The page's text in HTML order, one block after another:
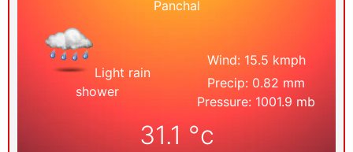
Panchal
Light rain
shower
Wind: 15.5 kmph
Precip: 0.82 mm
Pressure: 1001.9 mb
31.1°c